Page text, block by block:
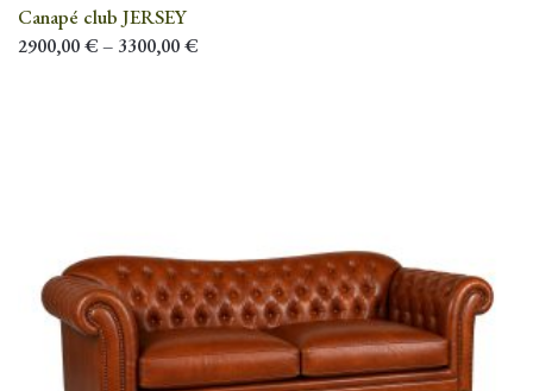
Canapé club JERSEY
2900,00€– 3300,00€